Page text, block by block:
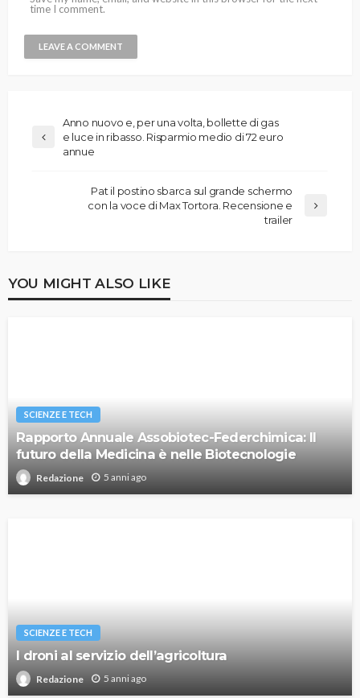
time I comment.
Anno nuovo e, per una volta, bollette di gas
e luce in ribasso. Risparmio medio di 72 euro
annue
Pat il postino sbarca sul grande schermo
con la voce di Max Tortora. Recensione e
trailer
YOU MIGHT ALSO LIKE
SCIENZE E TECH
Rapporto Annuale Assobiotec-Federchimica: Il
futuro della Medicina è nelle Biotecnologie
Redazione 5 anni ago
SCIENZE E TECH
I droni al servizio dell’agricoltura
Redazione 5 anni ago